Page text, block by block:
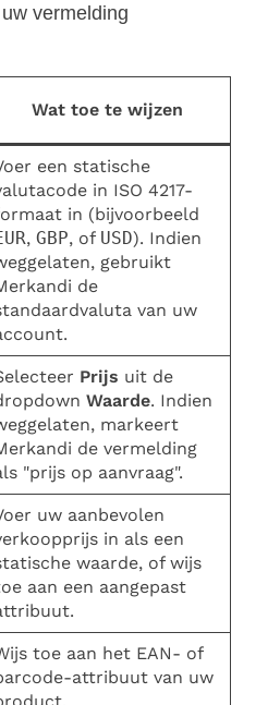
vermelding
Wat toe te wijzen
een statische
in ISO 4217-
in (bijvoorbeeld
, GBP, of USD). Indien
gebruikt
de
van uw
Prijs uit de
Waarde. Indien
markeert
de vermelding
"prijs op aanvraag".
uw aanbevolen
in als een
waarde, of wijs
aan een aangepast
toe aan het EAN- of
attribuut van uw